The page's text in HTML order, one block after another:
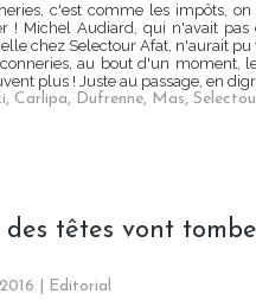
c'est comme les impôts,
! Michel Audiard, qui n'avait pas
chez Selectour Afat, n'aurait pu
au bout d'un moment,
plus ! Juste au passage, en
, Carlipa, Dufrenne, Mas,
têtes vont
Editorial